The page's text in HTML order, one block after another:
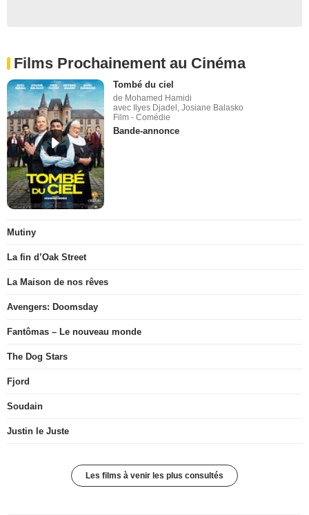
Films Prochainement au Cinéma
Tombé du ciel
de Mohamed Hamidi
avec Ilyes Djadel, Josiane Balasko
Film - Comédie
Bande-annonce
Mutiny
La fin d’Oak Street
La Maison de nos rêves
Avengers: Doomsday
Fantômas – Le nouveau monde
The Dog Stars
Fjord
Soudain
Justin le Juste
Les films à venir les plus consultés